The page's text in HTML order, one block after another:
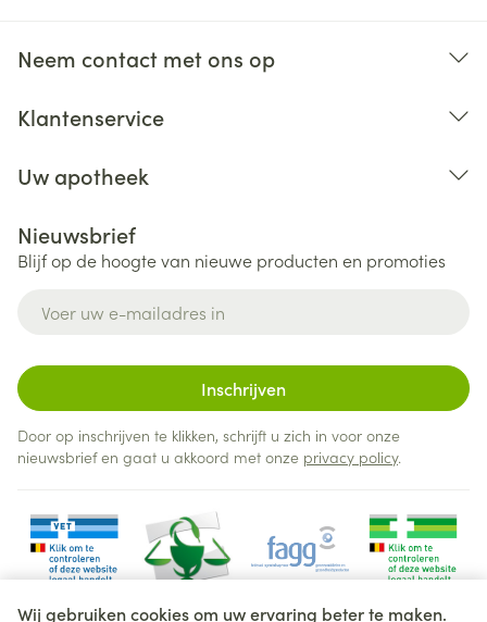
Wij gebruiken cookies om uw ervaring beter te maken.
Neem contact met ons op
Klantenservice
Uw apotheek
Nieuwsbrief
Blijf op de hoogte van nieuwe producten en promoties
Inschrijven
Door op inschrijven te klikken, schrijft u zich in voor onze
nieuwsbrief en gaat u akkoord met onze privacy policy.